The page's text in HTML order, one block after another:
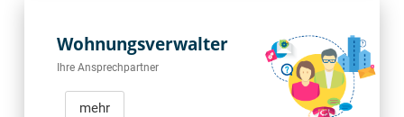
Wohnungsverwalter
Ihre Ansprechpartner
mehr